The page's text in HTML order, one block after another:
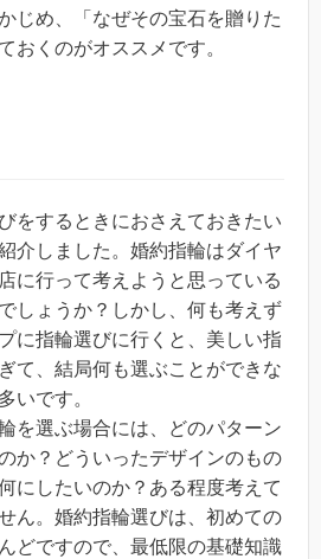
じめ、「なぜその宝石を贈りた
おくのがオススメです。
をするときにおさえておきたい
介しました。婚約指輪はダイヤ
に行って考えようと思っている
しょうか？しかし、何も考えず
に指輪選びに行くと、美しい指
て、結局何も選ぶことができな
いです。
を選ぶ場合には、どのパターン
か？どういったデザインのもの
にしたいのか？ある程度考えて
ん。婚約指輪選びは、初めての
どですので、最低限の基礎知識